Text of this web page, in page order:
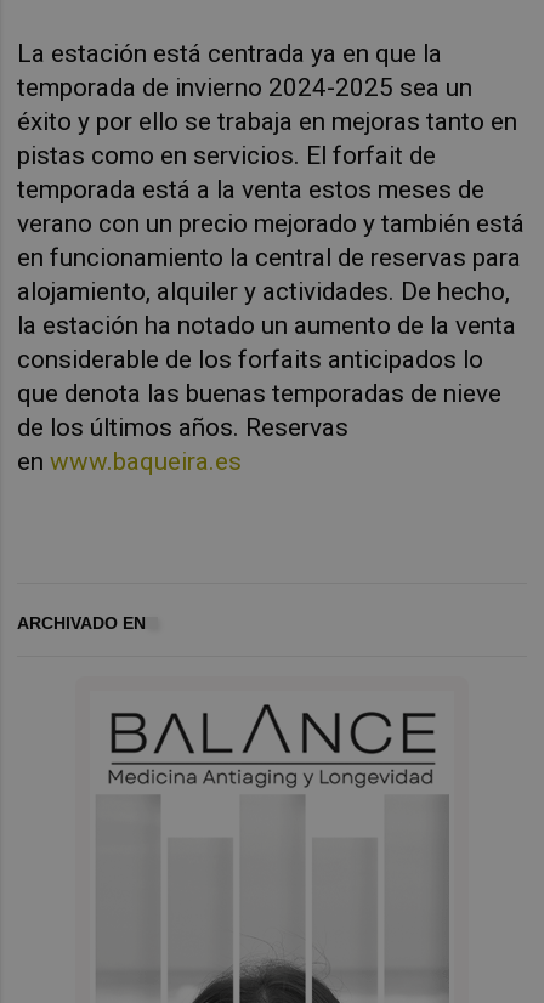
La estación está centrada ya en que la
temporada de invierno 2024-2025 sea un
éxito y por ello se trabaja en mejoras tanto en
pistas como en servicios. El forfait de
temporada está a la venta estos meses de
verano con un precio mejorado y también está
en funcionamiento la central de reservas para
alojamiento, alquiler y actividades. De hecho,
la estación ha notado un aumento de la venta
considerable de los forfaits anticipados lo
que denota las buenas temporadas de nieve
de los últimos años. Reservas
enwww.baqueira.es
ARCHIVADO EN